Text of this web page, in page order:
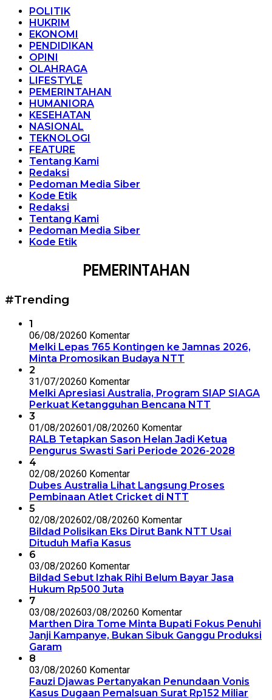
POLITIK
HUKRIM
EKONOMI
PENDIDIKAN
OPINI
OLAHRAGA
LIFESTYLE
PEMERINTAHAN
HUMANIORA
KESEHATAN
NASIONAL
TEKNOLOGI
FEATURE
Tentang Kami
Redaksi
Pedoman Media Siber
Kode Etik
Redaksi
Tentang Kami
Pedoman Media Siber
Kode Etik
PEMERINTAHAN
#Trending
1
06/08/20260 Komentar
Melki Lepas 765 Kontingen ke Jamnas 2026,
Minta Promosikan Budaya NTT
2
31/07/20260 Komentar
Melki Apresiasi Australia, Program SIAP SIAGA
Perkuat Ketangguhan Bencana NTT
3
01/08/202601/08/20260 Komentar
RALB Tetapkan Sason Helan Jadi Ketua
Pengurus Swasti Sari Periode 2026-2028
4
02/08/20260 Komentar
Dubes Australia Lihat Langsung Proses
Pembinaan Atlet Cricket di NTT
5
02/08/202602/08/20260 Komentar
Bildad Polisikan Eks Dirut Bank NTT Usai
Dituduh Mafia Kasus
6
03/08/20260 Komentar
Bildad Sebut Izhak Rihi Belum Bayar Jasa
Hukum Rp500 Juta
7
03/08/202603/08/20260 Komentar
Marthen Dira Tome Minta Bupati Fokus Penuhi
Janji Kampanye, Bukan Sibuk Ganggu Produksi
Garam
8
03/08/20260 Komentar
Fauzi Djawas Pertanyakan Penundaan Vonis
Kasus Dugaan Pemalsuan Surat Rp152 Miliar